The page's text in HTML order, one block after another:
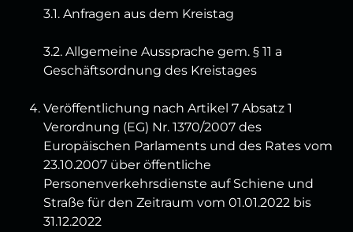
3.1. Anfragen aus dem Kreistag
3.2. Allgemeine Aussprache gem. § 11 a
Geschäftsordnung des Kreistages
Veröffentlichung nach Artikel 7 Absatz 1
Verordnung (EG) Nr. 1370/2007 des
Europäischen Parlaments und des Rates vom
23.10.2007 über öffentliche
Personenverkehrsdienste auf Schiene und
Straße für den Zeitraum vom 01.01.2022 bis
31.12.2022